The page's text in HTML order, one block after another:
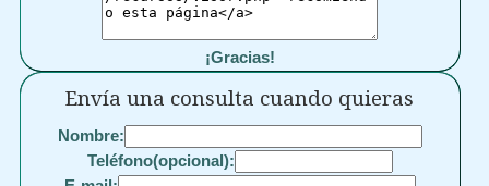
¡Gracias!
Envía una consulta cuando quieras
Nombre:
Teléfono(opcional):